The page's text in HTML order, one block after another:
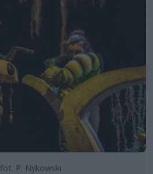
P. Nykowski